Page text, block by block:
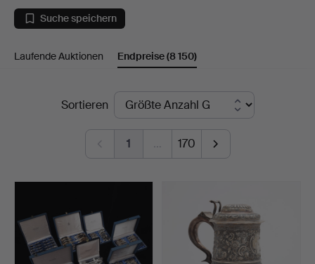
Metall
bei
Auktionskammare
Suche speichern
Laufende Auktionen Endpreise(8 150)
EndpreiseSortieren
1 … 170